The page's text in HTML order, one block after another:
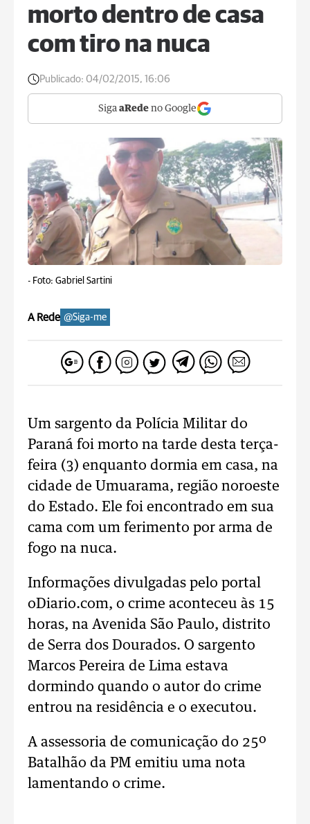
morto dentro de casa
com tiro na nuca
Publicado: 04/02/2015, 16:06
Siga aRede no Google
- Foto: Gabriel Sartini
A Rede @Siga-me
Um sargento da Polícia Militar do
Paraná foi morto na tarde desta terça-
feira (3) enquanto dormia em casa, na
cidade de Umuarama, região noroeste
do Estado. Ele foi encontrado em sua
cama com um ferimento por arma de
fogo na nuca.
Informações divulgadas pelo portal
oDiario.com, o crime aconteceu às 15
horas, na Avenida São Paulo, distrito
de Serra dos Dourados. O sargento
Marcos Pereira de Lima estava
dormindo quando o autor do crime
entrou na residência e o executou.
A assessoria de comunicação do 25º
Batalhão da PM emitiu uma nota
lamentando o crime.